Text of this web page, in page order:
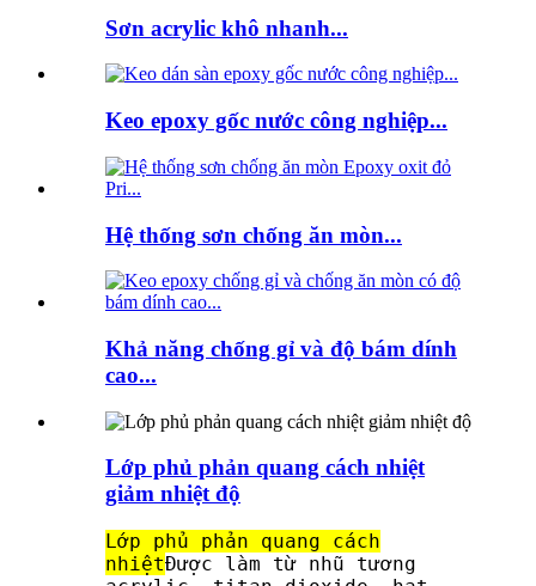
Sơn acrylic khô nhanh...
Keo epoxy gốc nước công nghiệp...
Hệ thống sơn chống ăn mòn...
Khả năng chống gỉ và độ bám dính
cao...
Lớp phủ phản quang cách nhiệt
giảm nhiệt độ
Lớp phủ phản quang cách
nhiệtĐược làm từ nhũ tương